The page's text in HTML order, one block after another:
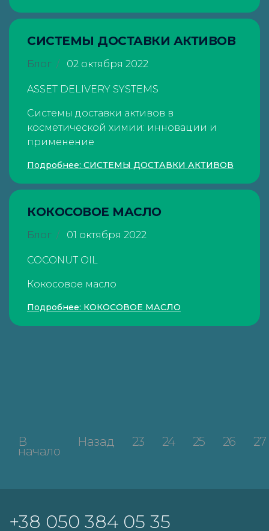
СИСТЕМЫ ДОСТАВКИ АКТИВОВ
Блог 02 октября 2022
ASSET DELIVERY SYSTEMS
Системы доставки активов в
косметической химии: инновации и
применение
Подробнее: СИСТЕМЫ ДОСТАВКИ АКТИВОВ
КОКОСОВОЕ МАСЛО
Блог 01 октября 2022
COCONUT OIL
Кокосовое масло
Подробнее: КОКОСОВОЕ МАСЛО
В
начало
Назад 23 24 25 26 27
+38 050 384 05 35